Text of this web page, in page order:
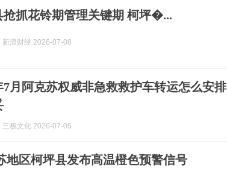
抢抓花铃期管理关键期 柯坪�...
新浪财经 2026-07-08
7月阿克苏权威非急救救护车转运怎么安排
三极文化 2026-07-05
地区柯坪县发布高温橙色预警信号